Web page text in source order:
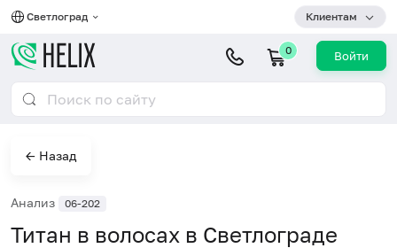
Светлоград Клиентам
0 Войти
← Назад
Анализ 06-202
Титан в волосах в Светлограде